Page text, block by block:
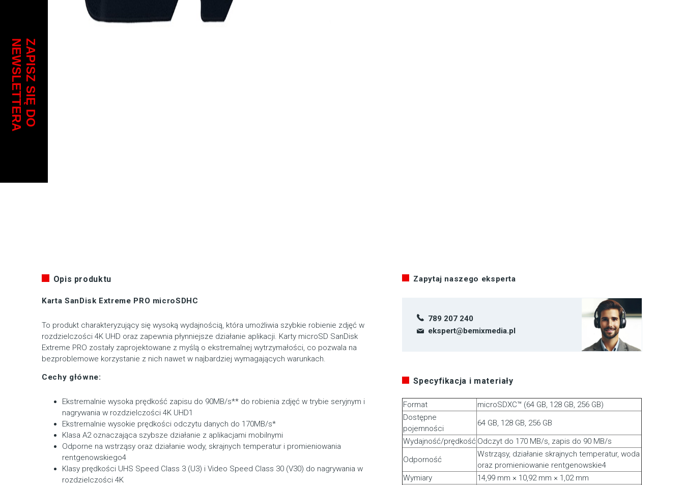
Opis produktu
Karta SanDisk Extreme PRO microSDHC
To produkt charakteryzujący się wysoką wydajnością, która umożliwia szybkie robienie zdjęć w
rozdzielczości 4K UHD oraz zapewnia płynniejsze działanie aplikacji. Karty microSD SanDisk
Extreme PRO zostały zaprojektowane z myślą o ekstremalnej wytrzymałości, co pozwala na
bezproblemowe korzystanie z nich nawet w najbardziej wymagających warunkach.
Cechy główne:
Ekstremalnie wysoka prędkość zapisu do 90MB/s** do robienia zdjęć w trybie seryjnym i
nagrywania w rozdzielczości 4K UHD1
Ekstremalnie wysokie prędkości odczytu danych do 170MB/s*
Klasa A2 oznaczająca szybsze działanie z aplikacjami mobilnymi
Odporne na wstrząsy oraz działanie wody, skrajnych temperatur i promieniowania
rentgenowskiego4
Klasy prędkości UHS Speed Class 3 (U3) i Video Speed Class 30 (V30) do nagrywania w
rozdzielczości 4K
Zapytaj naszego eksperta
789 207 240
ekspert@bemixmedia.pl
Specyfikacja i materiały
Format
microSDXC™ (64 GB, 128 GB, 256 GB)
Dostępne
pojemności
64 GB, 128 GB, 256 GB
Wydajność/prędkość Odczyt do 170 MB/s, zapis do 90 MB/s
Odporność
Wstrząsy, działanie skrajnych temperatur, woda
oraz promieniowanie rentgenowskie4
Wymiary
14,99 mm × 10,92 mm × 1,02 mm